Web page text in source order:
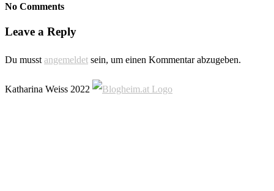
No Comments
Leave a Reply
Du musst angemeldet sein, um einen Kommentar abzugeben.
Katharina Weiss 2022